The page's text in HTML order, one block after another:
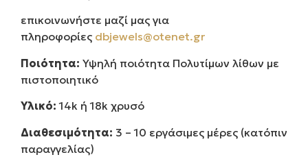
επικοινωνήστε μαζί μας για
πληροφορίες dbjewels@otenet.gr
Ποιότητα: Υψηλή ποιότητα Πολυτίμων λίθων με
πιστοποιητικό
Υλικό:14k ή 18k χρυσό
Διαθεσιμότητα: 3 – 10 εργάσιμες μέρες (κατόπιν
παραγγελίας)